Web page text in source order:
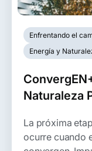
Enfrentando el
Energía y
Naturaleza
La próxima
ocurre cuando